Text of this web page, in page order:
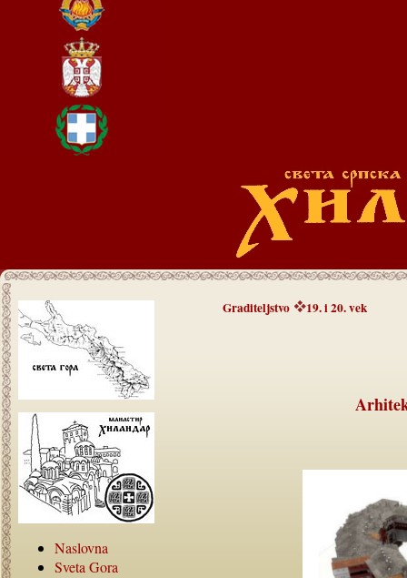
Naslovna
Sveta Gora
Graditeljstvo 19. i 20. vek